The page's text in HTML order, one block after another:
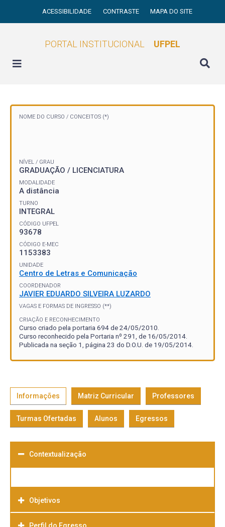
ACESSIBILIDADE CONTRASTE MAPA DO SITE
PORTAL INSTITUCIONAL UFPEL
NOME DO CURSO / CONCEITOS (*)
NÍVEL / GRAU
GRADUAÇÃO / LICENCIATURA
MODALIDADE
A distância
TURNO
INTEGRAL
CÓDIGO UFPEL
93678
CÓDIGO E-MEC
1153383
UNIDADE
Centro de Letras e Comunicação
COORDENADOR
JAVIER EDUARDO SILVEIRA LUZARDO
VAGAS E FORMAS DE INGRESSO (**)
CRIAÇÃO E RECONHECIMENTO
Curso criado pela portaria 694 de 24/05/2010.
Curso reconhecido pela Portaria nº 291, de 16/05/2014.
Publicada na seção 1, página 23 do D.O.U. de 19/05/2014.
Informações Matriz Curricular Professores
Turmas Ofertadas Alunos Egressos
Contextualização
Objetivos